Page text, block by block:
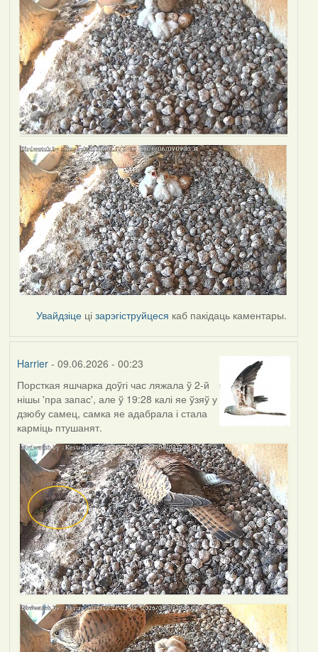
Увайдзіце цізарэгіструйцеся каб пакідаць каментары.
Harrier- 09.06.2026 - 00:23
Порсткая яшчарка доўгі час ляжала ў 2-й
нішы 'пра запас', але ў 19:28 калі яе ўзяў у
дзюбу самец, самка яе адабрала і стала
карміць птушанят.